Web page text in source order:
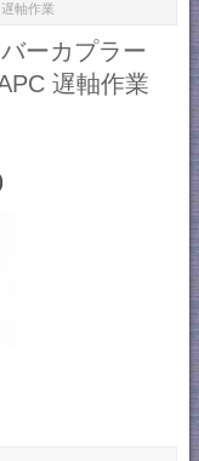
軸作業
ーカプラー
遅軸作業